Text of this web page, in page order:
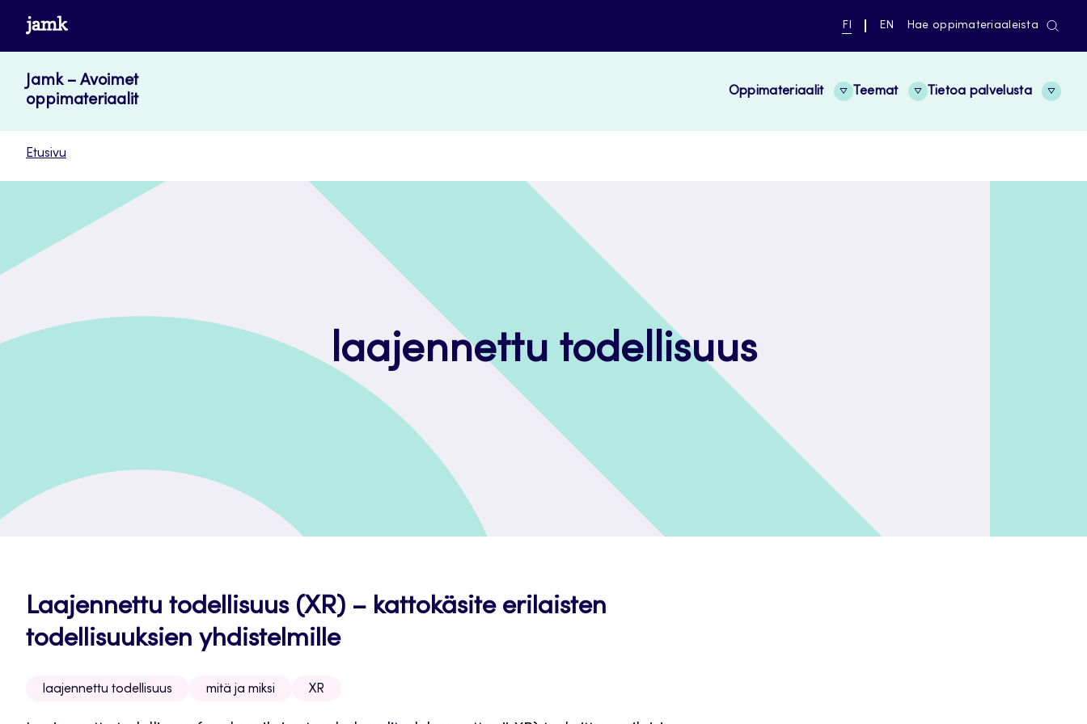
Siirry
sisältöön
www.jamk.fi
NYKYINEN
SUOMI
FI
VAIHDA
ENGLISH
EN Hae oppimateriaaleista
Jamk – Avoimet
oppimateriaalit
Oppimateriaalit Teemat Tietoa palvelusta
Etusivu
laajennettu todellisuus
Laajennettu todellisuus (XR) – kattokäsite erilaisten
todellisuuksien yhdistelmille
laajennettu todellisuus mitä ja miksi XR